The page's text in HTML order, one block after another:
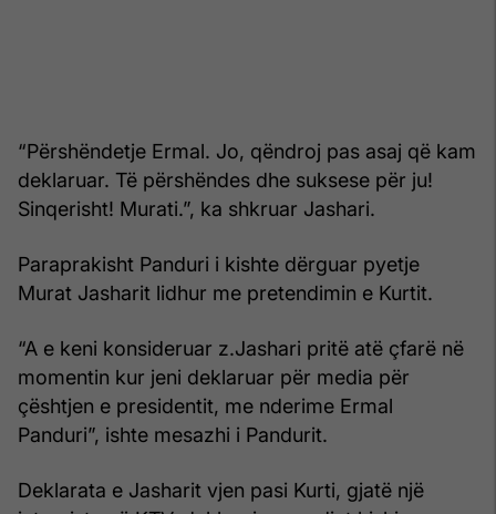
“Përshëndetje Ermal. Jo, qëndroj pas asaj që kam
deklaruar. Të përshëndes dhe suksese për ju!
Sinqerisht! Murati.”, ka shkruar Jashari.
Paraprakisht Panduri i kishte dërguar pyetje
Murat Jasharit lidhur me pretendimin e Kurtit.
“A e keni konsideruar z.Jashari pritë atë çfarë në
momentin kur jeni deklaruar për media për
çështjen e presidentit, me nderime Ermal
Panduri”, ishte mesazhi i Pandurit.
Deklarata e Jasharit vjen pasi Kurti, gjatë një